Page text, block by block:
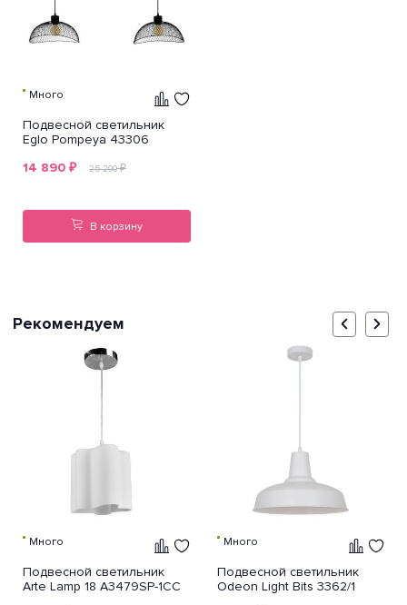
Много
Подвесной светильник
Eglo Pompeya 43306
14 890 ₽ 25 290₽
В корзину
Рекомендуем
Много
Подвесной светильник
Arte Lamp 18 A3479SP-1CC
Много
Подвесной светильник
Odeon Light Bits 3362/1